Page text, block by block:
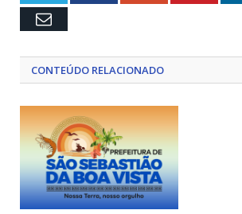
Email
CONTEÚDO RELACIONADO